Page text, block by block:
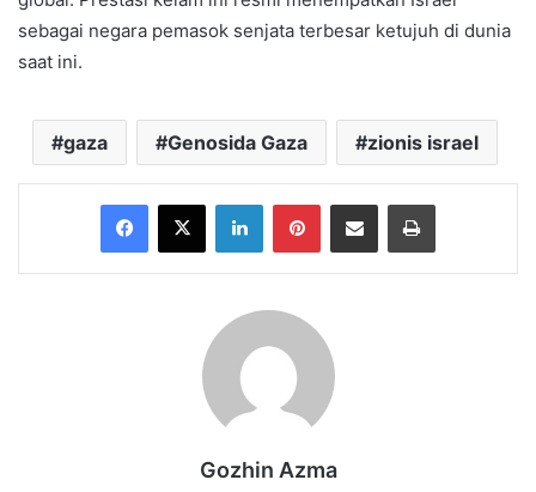
sebagai negara pemasok senjata terbesar ketujuh di dunia
saat ini.
gaza Genosida Gaza zionis israel
Facebook
X LinkedInPinterestShare via Email Print
Gozhin Azma